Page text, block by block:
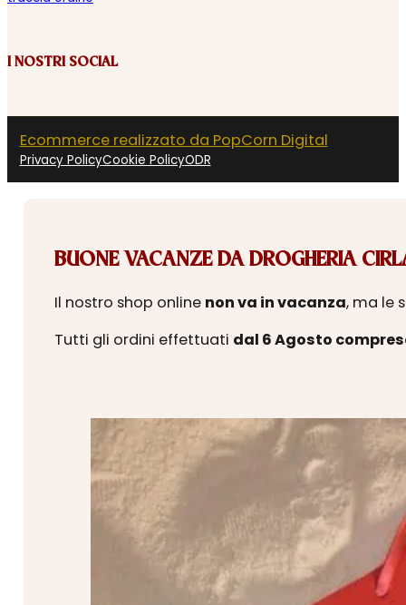
I NOSTRI SOCIAL
Ecommerce realizzato da PopCorn Digital
Privacy PolicyCookie PolicyODR
BUONE VACANZE DA DROGHERIA
Il nostro shop online non va in vacanza, ma le
Tutti gli ordini effettuati dal 6 Agosto